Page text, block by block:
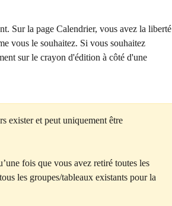
Sur la page Calendrier, vous avez la liberté
vous le souhaitez. Si vous souhaitez
sur le crayon d'édition à côté d'une
exister et peut uniquement être
fois que vous avez retiré toutes les
les groupes/tableaux existants pour la